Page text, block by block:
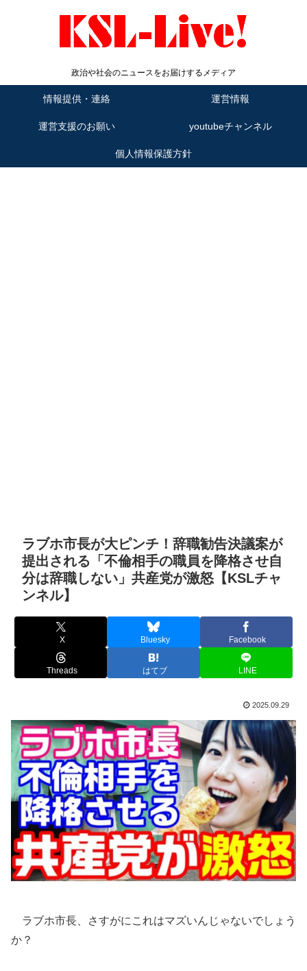
政治や社会のニュースをお届けするメディア
情報提供・連絡 運営情報
運営支援のお願い youtubeチャンネル
個人情報保護方針
ラブホ市長が大ピンチ！辞職勧告決議案が
提出される「不倫相手の職員を降格させ自
分は辞職しない」共産党が激怒【KSLチャ
ンネル】
X Bluesky Facebook
Threads はてブ LINE
2025.09.29
ラブホ市長、さすがにこれはマズいんじゃないでしょう
か？